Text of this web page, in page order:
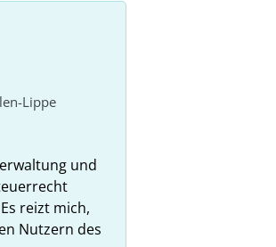
Lippe
und
reizt mich,
Nutzern des